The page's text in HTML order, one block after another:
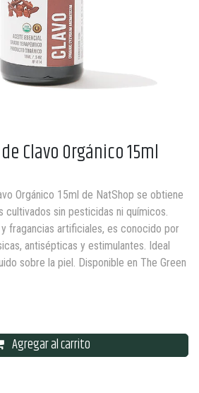
Clavo Orgánico 15ml
Orgánico 15ml de NatShop se obtiene
cultivados sin pesticidas ni químicos.
fragancias artificiales, es conocido por
antisépticas y estimulantes. Ideal
sobre la piel. Disponible en The Green
Agregar al carrito